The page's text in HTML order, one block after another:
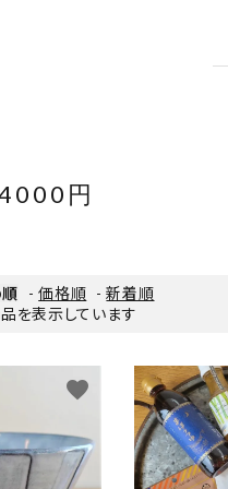
円
-価格順 -新着順
を表示しています
favorite